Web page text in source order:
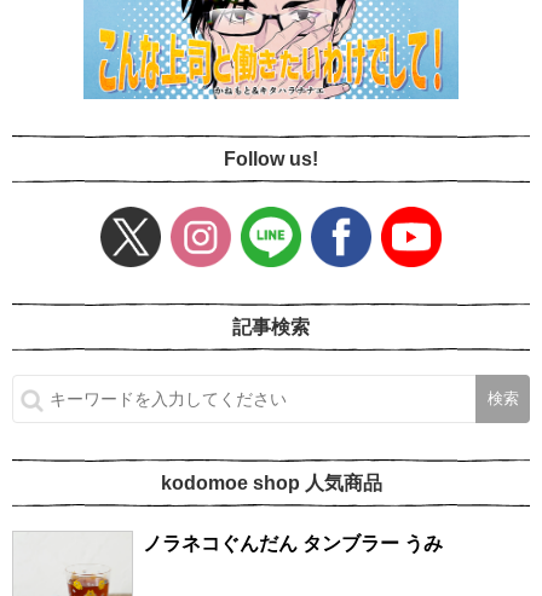
Follow us!
記事検索
kodomoe shop 人気商品
ノラネコぐんだん タンブラー うみ